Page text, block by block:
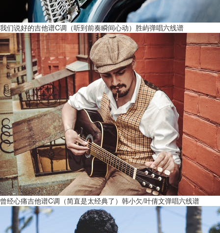
我们说好的吉他谱C调（听到前奏瞬间心动）胜屿弹唱六线谱
曾经心痛吉他谱C调（简直是太经典了）韩小欠/叶倩文弹唱六线谱